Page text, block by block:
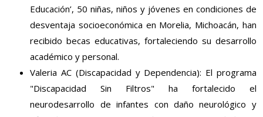
Educación’, 50 niñas, niños y jóvenes en condiciones de
desventaja socioeconómica en Morelia, Michoacán, han
recibido becas educativas, fortaleciendo su desarrollo
académico y personal.
Valeria AC (Discapacidad y Dependencia): El programa
"Discapacidad Sin Filtros" ha fortalecido el
neurodesarrollo de infantes con daño neurológico y